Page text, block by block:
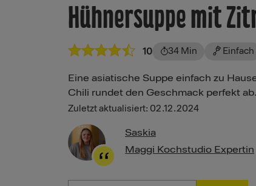
Hühnersuppe mit
10 34 Min Einfach
Eine asiatische Suppe einfach zu
Chili rundet den Geschmack perfekt ab.
Zuletzt aktualisiert: 02.12.2024
Saskia
Maggi Kochstudio Expertin